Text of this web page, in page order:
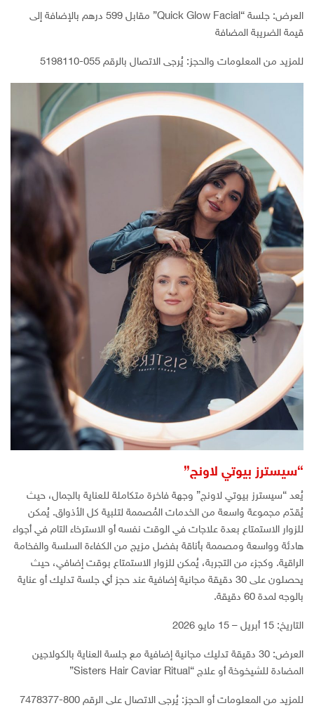
العرض: جلسة “Quick Glow Facial” مقابل 599 درهم بالإضافة إلى
قيمة الضريبة المضافة
للمزيد من المعلومات والحجز: يُرجى الاتصال بالرقم 055-5198110
“سيسترز بيوتي لاونج”
يُعد “سيسترز بيوتي لاونج” وجهة فاخرة متكاملة للعناية بالجمال، حيث
يُقدّم مجموعة واسعة من الخدمات المُصممة لتلبية كل الأذواق. يُمكن
للزوار الاستمتاع بعدة علاجات في الوقت نفسه أو الاسترخاء التام في أجواء
هادئة وواسعة ومصممة بأناقة بفضل مزيج من الكفاءة السلسة والفخامة
الراقية. وكجزء من التجربة، يُمكن للزوار الاستمتاع بوقت إضافي، حيث
يحصلون على 30 دقيقة مجانية إضافية عند حجز أي جلسة تدليك أو عناية
بالوجه لمدة 60 دقيقة.
التاريخ: 15 أبريل – 15 مايو 2026
العرض: 30 دقيقة تدليك مجانية إضافية مع جلسة العناية بالكولاجين
المضادة للشيخوخة أو علاج “Sisters Hair Caviar Ritual”
للمزيد من المعلومات أو الحجز: يُرجى الاتصال على الرقم 800-7478377